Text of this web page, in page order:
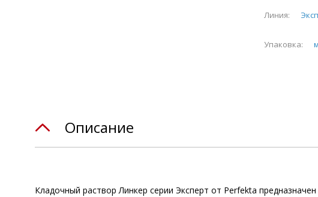
Упаковка:
Линия:
Описание
Кладочный раствор Линкер серии Эксперт от Perfekta